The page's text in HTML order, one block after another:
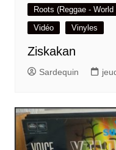
Roots (Reggae -
Vidéo
Vinyles
Ziskakan
Sardequin